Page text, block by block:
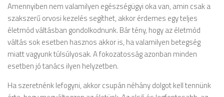
Amennyiben nem valamilyen egészségügyi oka van, amin csak a
szakszerű orvosi kezelés segíthet, akkor érdemes egy teljes
életmód váltásban gondolkodnunk. Bár tény, hogy az életmód
váltás sok esetben hasznos akkor is, ha valamilyen betegség
miatt vagyunk túlsúlyosak. A fokozatosság azonban minden
esetben jó tanács ilyen helyzetben.
Ha szeretnénk lefogyni, akkor csupán néhány dolgot kell tennünk